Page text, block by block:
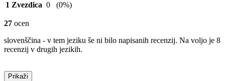
1 Zvezdica 0 (0%)
27 ocen
slovenščina - v tem jeziku še ni bilo napisanih recenzij. Na voljo je 8
recenzij v drugih jezikih.
Prikaži